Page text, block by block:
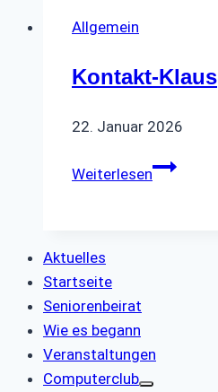
Allgemein
Kontakt-Klaus
22. Januar 2026
WeiterlesenKontakt-
Aktuelles
Startseite
Seniorenbeirat
Wie es begann
Veranstaltungen
Computerclub